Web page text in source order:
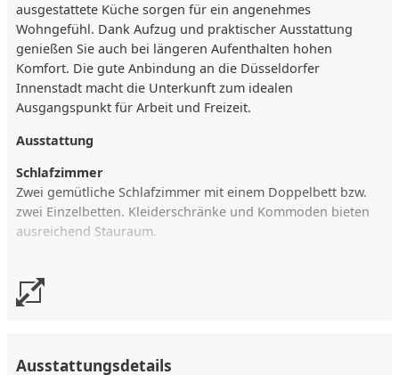
ausgestattete Küche sorgen für ein angenehmes
Wohngefühl. Dank Aufzug und praktischer Ausstattung
genießen Sie auch bei längeren Aufenthalten hohen
Komfort. Die gute Anbindung an die Düsseldorfer
Innenstadt macht die Unterkunft zum idealen
Ausgangspunkt für Arbeit und Freizeit.
Ausstattung
Schlafzimmer
Zwei gemütliche Schlafzimmer mit einem Doppelbett bzw.
zwei Einzelbetten. Kleiderschränke und Kommoden bieten
ausreichend Stauraum.
Separate, voll ausgestattete Küche mit Kühlschrank, Herd,
Backofen, Geschirrspüler, Mikrowelle, Wasserkocher und
Wohn-/Essbereich
Ausstattungsdetails